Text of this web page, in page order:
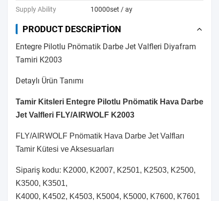
Supply Ability 10000set / ay
PRODUCT DESCRIPTION
Entegre Pilotlu Pnömatik Darbe Jet Valfleri Diyafram
Tamiri K2003
Detaylı Ürün Tanımı
Tamir Kitsleri Entegre Pilotlu Pnömatik Hava Darbe
Jet Valfleri FLY/AIRWOLF K2003
FLY/AIRWOLF Pnömatik Hava Darbe Jet Valfları
Tamir Kütesi ve Aksesuarları
Sipariş kodu: K2000, K2007, K2501, K2503, K2500,
K3500, K3501,
K4000, K4502, K4503, K5004, K5000, K7600, K7601